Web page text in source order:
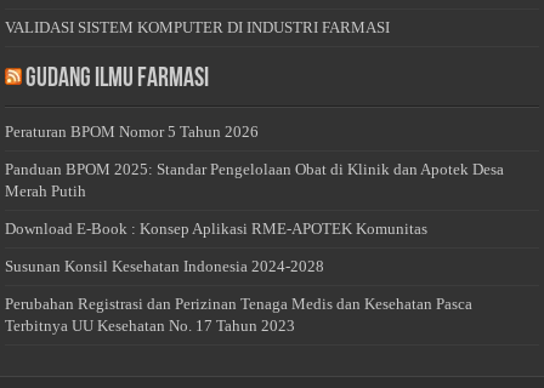
VALIDASI SISTEM KOMPUTER DI INDUSTRI FARMASI
Gudang Ilmu Farmasi
Peraturan BPOM Nomor 5 Tahun 2026
Panduan BPOM 2025: Standar Pengelolaan Obat di Klinik dan Apotek Desa
Merah Putih
Download E-Book : Konsep Aplikasi RME-APOTEK Komunitas
Susunan Konsil Kesehatan Indonesia 2024-2028
Perubahan Registrasi dan Perizinan Tenaga Medis dan Kesehatan Pasca
Terbitnya UU Kesehatan No. 17 Tahun 2023